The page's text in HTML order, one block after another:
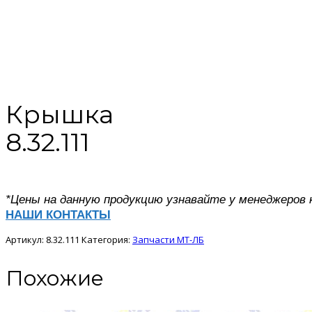
Крышка
8.32.111
*Цены на данную продукцию узнавайте у менеджеров
НАШИ КОНТАКТЫ
Артикул: 8.32.111 Категория: Запчасти МТ-ЛБ
Похожие